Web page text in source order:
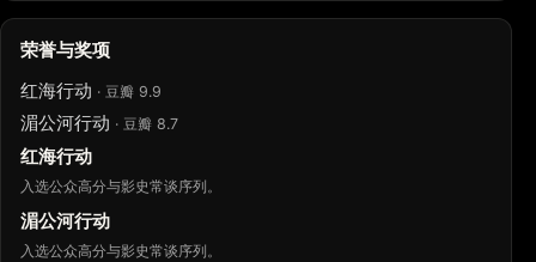
荣誉与奖项
红海行动 · 豆瓣 9.9
湄公河行动 · 豆瓣 8.7
红海行动
入选公众高分与影史常谈序列。
湄公河行动
入选公众高分与影史常谈序列。